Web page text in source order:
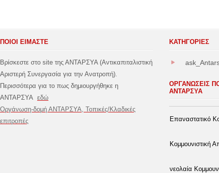
ΠΟΙΟΙ ΕΙΜΑΣΤΕ
Βρίσκεστε στο site της ΑΝΤΑΡΣΥΑ (Αντικαπιταλιστική
Αριστερή Συνεργασία για την Ανατροπή).
Περισσότερα για το πως δημιουργήθηκε η
ΑΝΤΑΡΣΥΑ εδώ
Οργάνωση-δομή ΑΝΤΑΡΣΥΑ, Τοπικές/Κλαδικές
επιτροπές
ΚΑΤΗΓΟΡΊΕΣ
ΟΡΓΑΝΩΣΕΙΣ
ΑΝΤΑΡΣΥΑ
Επαναστατικό
Κομμουνιστική
νεολαία